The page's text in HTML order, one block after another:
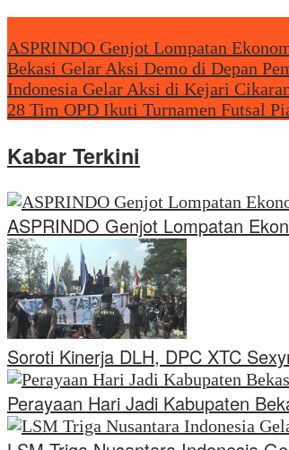
ASPRINDO Genjot Lompatan
Bekasi Gelar Aksi Demo di Depan
Indonesia Gelar Aksi di Kejari
28 Tim OPD Ikuti Turnamen Futsal
Kabar Terkini
ASPRINDO Genjot Lompatan
Soroti Kinerja DLH, DPC XTC
Perayaan Hari Jadi Kabupaten